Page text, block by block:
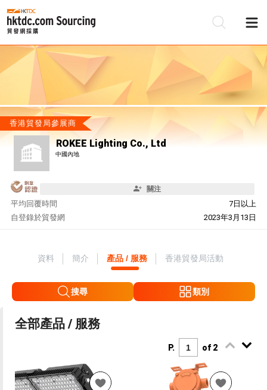
香港貿發局參展商
ROKEE Lighting Co., Ltd
中國內地
關注
平均回覆時間
7日以上
自
2023年3月13日
登錄於貿發網
資料 簡介 產品 / 服務 香港貿發局活動
搜尋 類別
全部產品 / 服務
P. of 2